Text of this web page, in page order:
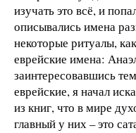
изучать это всё, и
описывались имена
некоторые ритуалы,
еврейские имена:
заинтересовавшись
еврейские, я начал
из книг, что в мире
главный у них – это